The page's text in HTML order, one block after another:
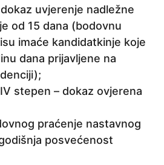
uvjerenje nadležne
od 15 dana (bodovnu
imaće kandidatkinje koje
dana prijavljene na
stepen – dokaz ovjerena
praćenje nastavnog
posvećenost